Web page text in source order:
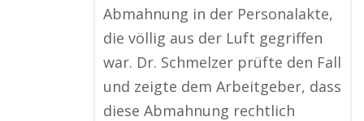
Abmahnung in der Personalakte,
die völlig aus der Luft gegriffen
war. Dr. Schmelzer prüfte den Fall
und zeigte dem Arbeitgeber, dass
diese Abmahnung rechtlich